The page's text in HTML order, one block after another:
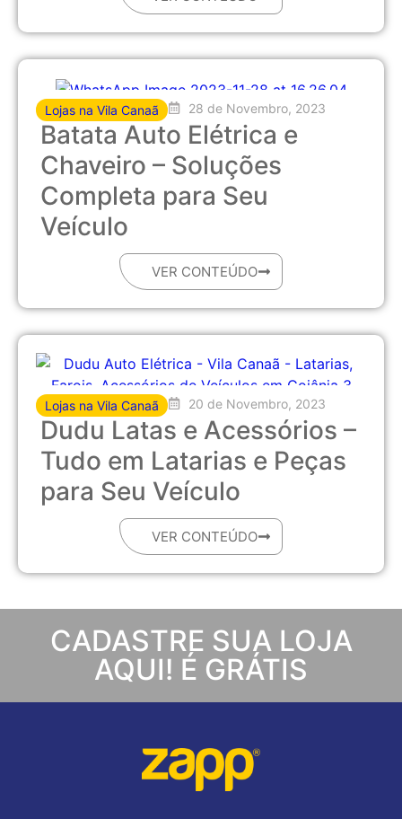
Lojas na Vila Canaã 28 de Novembro, 2023
Batata Auto Elétrica e
Chaveiro – Soluções
Completa para Seu
Veículo
VER CONTEÚDO
Lojas na Vila Canaã 20 de Novembro, 2023
Dudu Latas e Acessórios –
Tudo em Latarias e Peças
para Seu Veículo
VER CONTEÚDO
CADASTRE SUA LOJA
AQUI! É GRÁTIS